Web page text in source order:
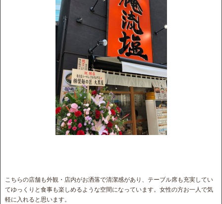
こちらの店舗も外観・店内がお洒落で清潔感があり、テーブル席も充実してい
てゆっくりと食事も楽しめるような空間になっています。女性の方お一人で気
軽に入れると思います。